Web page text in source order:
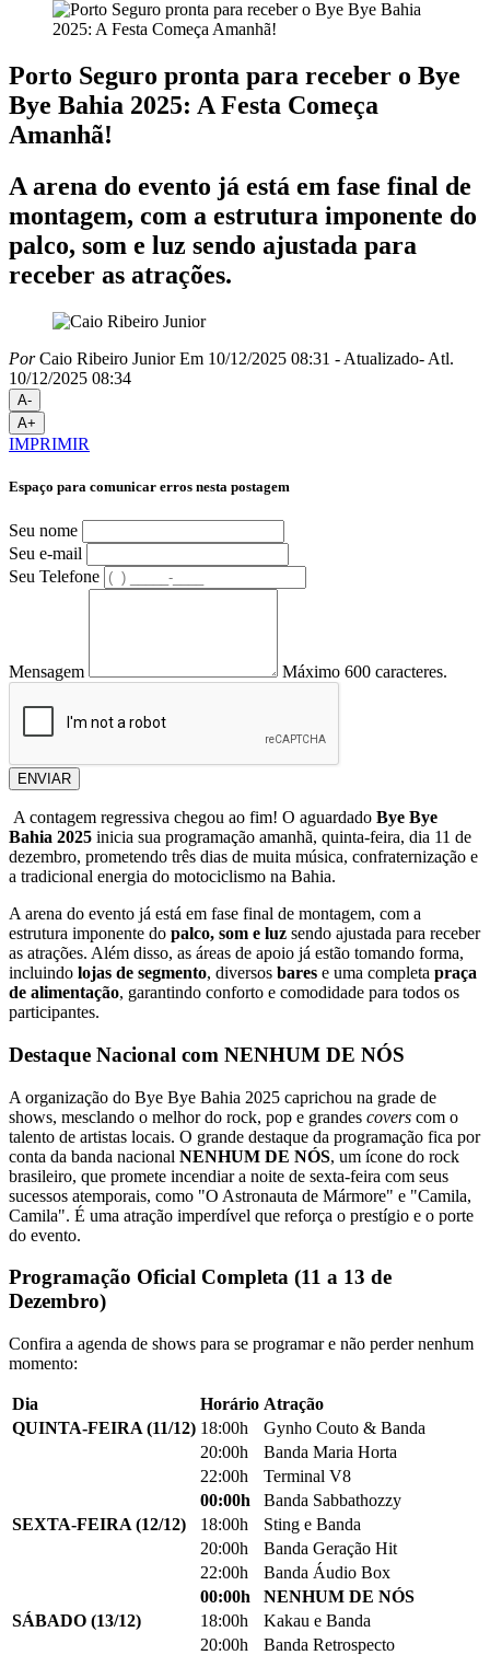
Porto Seguro pronta para receber o Bye
Bye Bahia 2025: A Festa Começa
Amanhã!
A arena do evento já está em fase final de
montagem, com a estrutura imponente do
palco, som e luz sendo ajustada para
receber as atrações.
PorCaio Ribeiro Junior Em 10/12/2025 08:31 - Atualizado- Atl.
10/12/2025 08:34
A-
A+
IMPRIMIR
Espaço para comunicar erros nesta postagem
Seu nome
Seu e-mail
Seu Telefone
Mensagem Máximo 600 caracteres.
ENVIAR
A contagem regressiva chegou ao fim! O aguardado Bye Bye
Bahia 2025 inicia sua programação amanhã, quinta-feira, dia 11 de
dezembro, prometendo três dias de muita música, confraternização e
a tradicional energia do motociclismo na Bahia.
A arena do evento já está em fase final de montagem, com a
estrutura imponente do palco, som e luz sendo ajustada para receber
as atrações. Além disso, as áreas de apoio já estão tomando forma,
incluindo lojas de segmento, diversos bares e uma completa praça
de alimentação, garantindo conforto e comodidade para todos os
participantes.
Destaque Nacional com NENHUM DE NÓS
A organização do Bye Bye Bahia 2025 caprichou na grade de
shows, mesclando o melhor do rock, pop e grandes covers com o
talento de artistas locais. O grande destaque da programação fica por
conta da banda nacional NENHUM DE NÓS, um ícone do rock
brasileiro, que promete incendiar a noite de sexta-feira com seus
sucessos atemporais, como "O Astronauta de Mármore" e "Camila,
Camila". É uma atração imperdível que reforça o prestígio e o porte
do evento.
Programação Oficial Completa (11 a 13 de
Dezembro)
Confira a agenda de shows para se programar e não perder nenhum
momento:
Dia Horário Atração
QUINTA-FEIRA (11/12) 18:00h
Gynho Couto & Banda
20:00h
Banda Maria Horta
22:00h
Terminal V8
00:00h
Banda Sabbathozzy
SEXTA-FEIRA (12/12)
18:00h
Sting e Banda
20:00h
Banda Geração Hit
22:00h
Banda Áudio Box
00:00h
NENHUM DE NÓS
SÁBADO (13/12)
18:00h
Kakau e Banda
20:00h
Banda Retrospecto